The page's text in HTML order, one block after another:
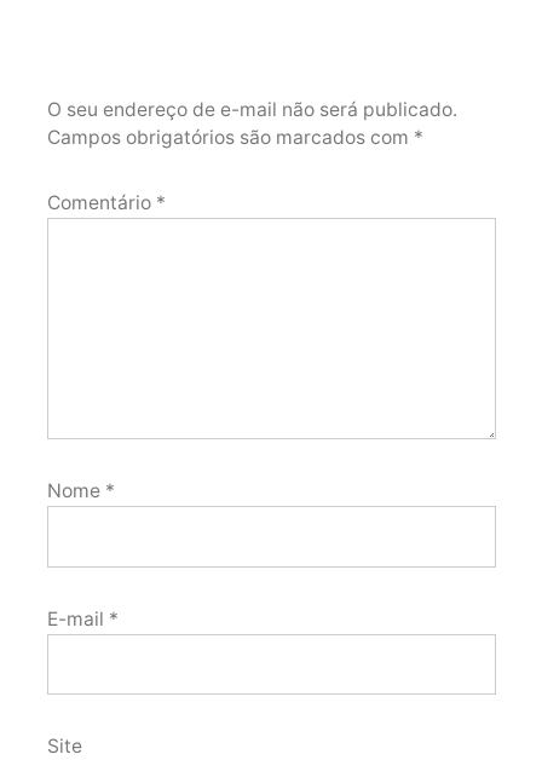
O seu endereço de e-mail não será publicado.
Campos obrigatórios são marcados com *
Comentário *
Nome *
E-mail *
Site